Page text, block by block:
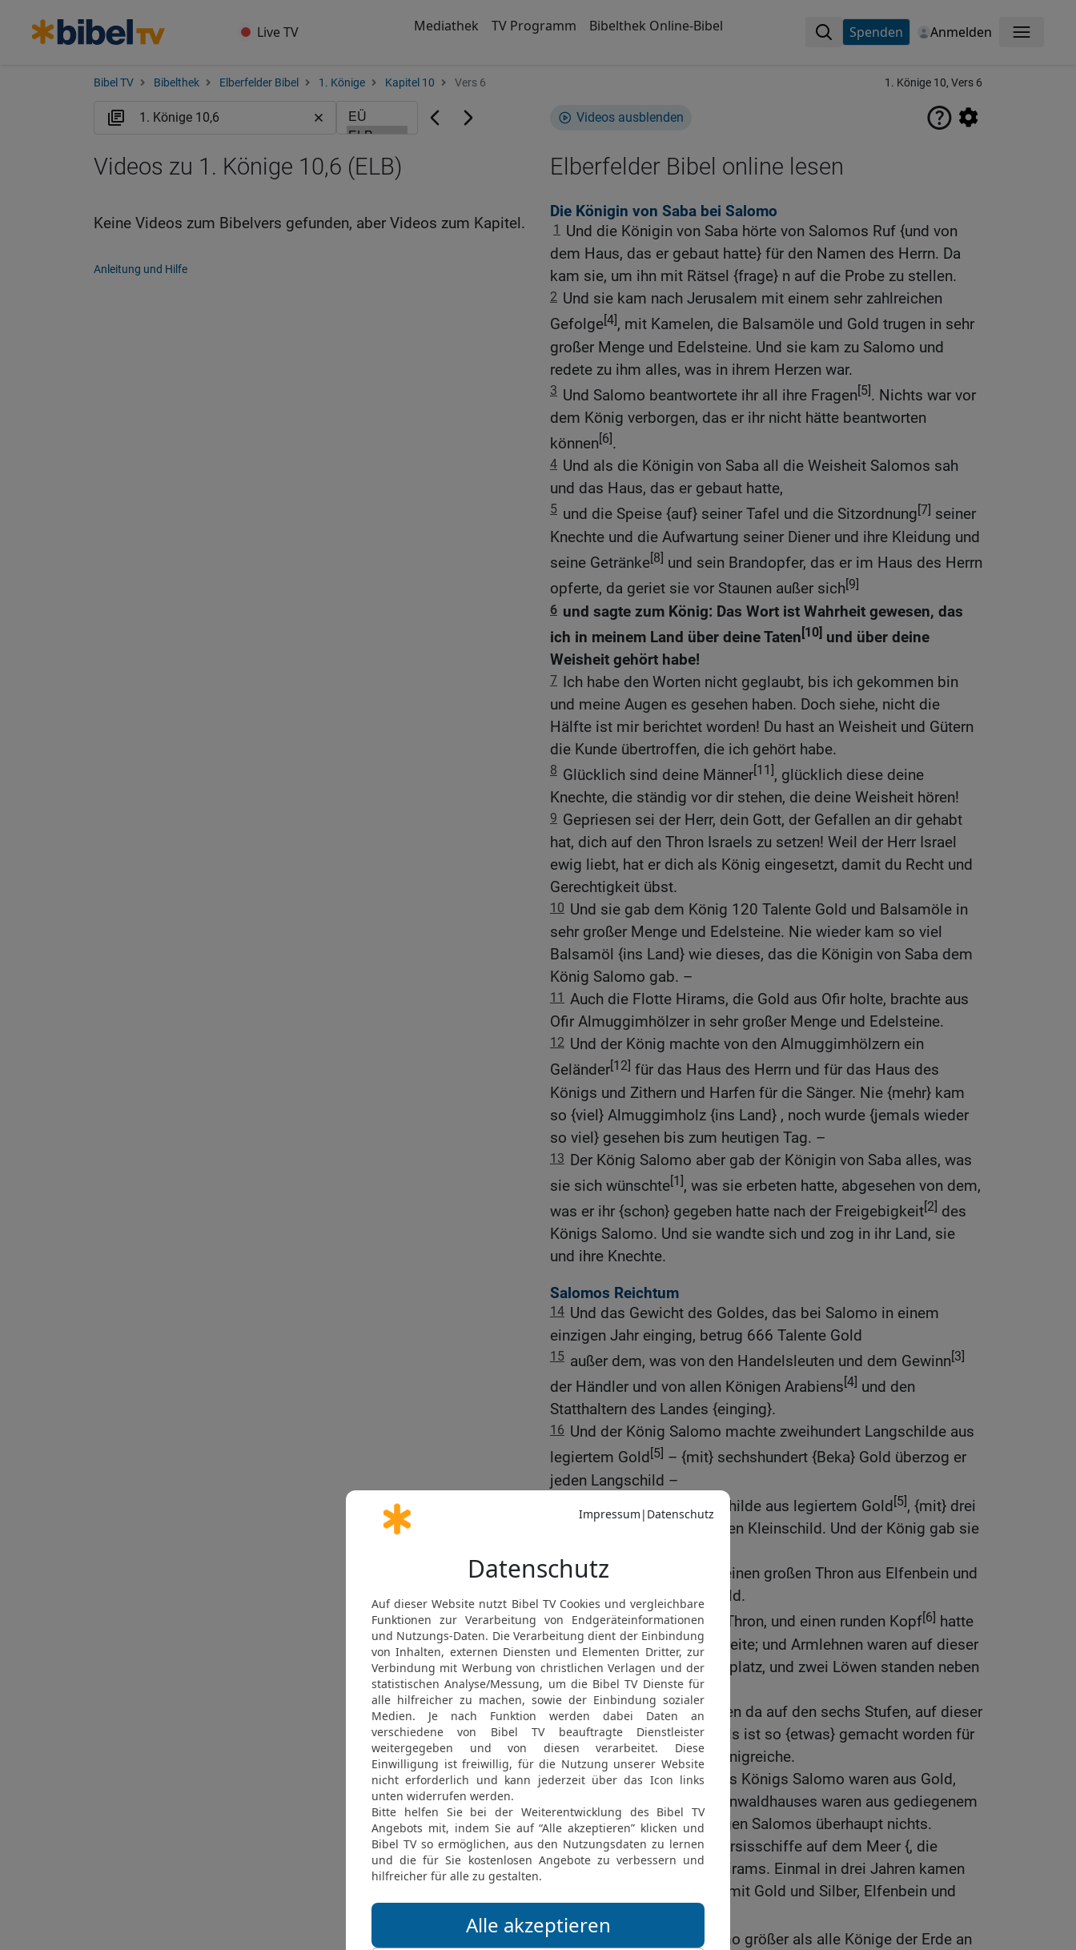
Live TV Mediathek TV Programm Bibelthek Online-Bibel Spenden Anmelden Menü
Bibel TV Bibelthek Elberfelder Bibel 1. Könige Kapitel 10 Vers 6 1. Könige 10, Vers 6
Videos ausblenden
Elberfelder Bibel online lesen
Die Königin von Saba bei Salomo
1
Und die Königin von Saba hörte von Salomos Ruf {und von
dem Haus, das er gebaut hatte} für den Namen des Herrn. Da
kam sie, um ihn mit Rätsel {frage} n auf die Probe zu stellen.
2 Und sie kam nach Jerusalem mit einem sehr zahlreichen
Gefolge[4], mit Kamelen, die Balsamöle und Gold trugen in sehr
großer Menge und Edelsteine. Und sie kam zu Salomo und
redete zu ihm alles, was in ihrem Herzen war.
3 Und Salomo beantwortete ihr all ihre Fragen[5]. Nichts war vor
dem König verborgen, das er ihr nicht hätte beantworten
können[6].
4 Und als die Königin von Saba all die Weisheit Salomos sah
und das Haus, das er gebaut hatte,
5 und die Speise {auf} seiner Tafel und die Sitzordnung[7] seiner
Knechte und die Aufwartung seiner Diener und ihre Kleidung und
seine Getränke[8] und sein Brandopfer, das er im Haus des Herrn
opferte, da geriet sie vor Staunen außer sich[9]
6 und sagte zum König: Das Wort ist Wahrheit gewesen, das
ich in meinem Land über deine Taten [10] und über deine
Weisheit gehört habe!
7 Ich habe den Worten nicht geglaubt, bis ich gekommen bin
und meine Augen es gesehen haben. Doch siehe, nicht die
Hälfte ist mir berichtet worden! Du hast an Weisheit und Gütern
die Kunde übertroffen, die ich gehört habe.
8 Glücklich sind deine Männer[11], glücklich diese deine
Knechte, die ständig vor dir stehen, die deine Weisheit hören!
9 Gepriesen sei der Herr, dein Gott, der Gefallen an dir gehabt
hat, dich auf den Thron Israels zu setzen! Weil der Herr Israel
ewig liebt, hat er dich als König eingesetzt, damit du Recht und
Gerechtigkeit übst.
10 Und sie gab dem König 120 Talente Gold und Balsamöle in
sehr großer Menge und Edelsteine. Nie wieder kam so viel
Balsamöl {ins Land} wie dieses, das die Königin von Saba dem
König Salomo gab. –
11 Auch die Flotte Hirams, die Gold aus Ofir holte, brachte aus
Ofir Almuggimhölzer in sehr großer Menge und Edelsteine.
12 Und der König machte von den Almuggimhölzern ein
Geländer[12] für das Haus des Herrn und für das Haus des
Königs und Zithern und Harfen für die Sänger. Nie {mehr} kam
so {viel} Almuggimholz {ins Land} , noch wurde {jemals wieder
so viel} gesehen bis zum heutigen Tag. –
13 Der König Salomo aber gab der Königin von Saba alles, was
sie sich wünschte[1], was sie erbeten hatte, abgesehen von dem,
was er ihr {schon} gegeben hatte nach der Freigebigkeit[2] des
Königs Salomo. Und sie wandte sich und zog in ihr Land, sie
und ihre Knechte.
Salomos Reichtum
14 Und das Gewicht des Goldes, das bei Salomo in einem
einzigen Jahr einging, betrug 666 Talente Gold
15 außer dem, was von den Handelsleuten und dem Gewinn[3]
der Händler und von allen Königen Arabiens[4] und den
Statthaltern des Landes {einging}.
16 Und der König Salomo machte zweihundert Langschilde aus
legiertem Gold[5] – {mit} sechshundert {Beka} Gold überzog er
jeden Langschild –
und dreihundert Kleinschilde aus legiertem Gold[5], {mit} drei
Minen Gold überzog er jeden Kleinschild. Und der König gab sie
18 Und der König machte einen großen Thron aus Elfenbein und
überzog ihn mit reinem Gold.
19 Sechs Stufen hatte der Thron, und einen runden Kopf[6] hatte
der Thron auf seiner Rückseite; und Armlehnen waren auf dieser
und auf jener Seite am Sitzplatz, und zwei Löwen standen neben
den Armlehnen;
und zwölf Löwen standen da auf den sechs Stufen, auf dieser
und auf jener Seite. Niemals ist so {etwas} gemacht worden für
irgendwelche {anderen} Königreiche.
21 Und alle Trinkgefäße des Königs Salomo waren aus Gold,
und alle Geräte des Libanonwaldhauses waren aus gediegenem
Gold. Silber galt in den Tagen Salomos überhaupt nichts.
22 Denn der König hatte Tarsisschiffe auf dem Meer {, die
fuhren} mit den Schiffen Hirams. Einmal in drei Jahren kamen
die Tarsisschiffe, beladen mit Gold und Silber, Elfenbein und
Affen und Pavianen
23
So war der König Salomo größer als alle Könige der Erde an
Videos zu 1. Könige 10,6 (ELB)
Keine Videos zum Bibelvers gefunden, aber Videos zum Kapitel.
Anleitung und Hilfe